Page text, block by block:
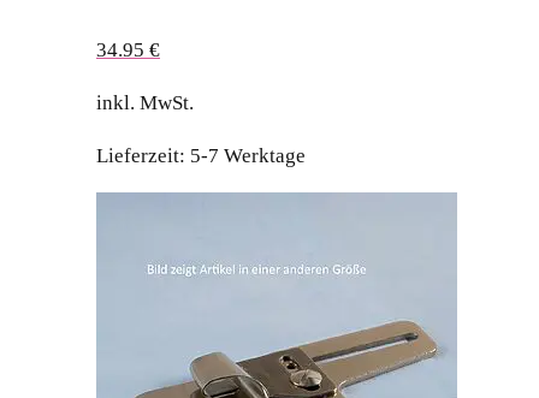
34.95 €
inkl. MwSt.
Lieferzeit: 5-7 Werktage